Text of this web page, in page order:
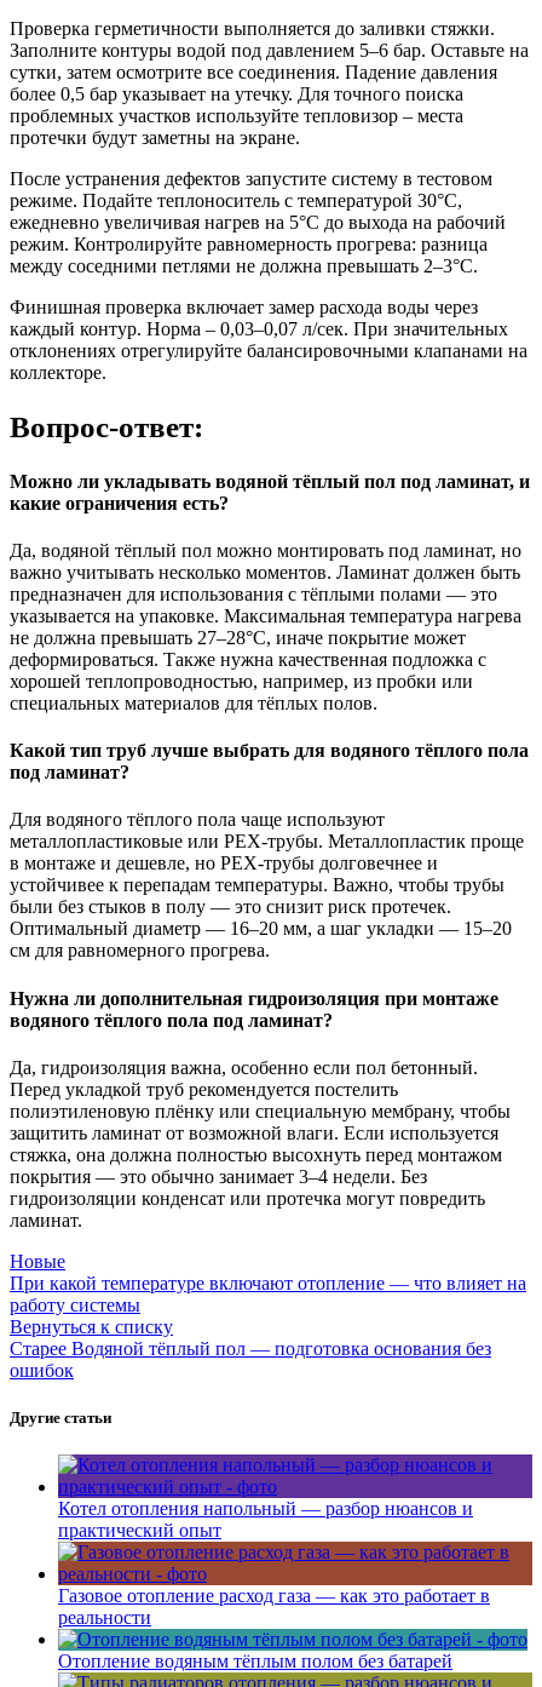
Проверка герметичности выполняется до заливки стяжки.
Заполните контуры водой под давлением 5–6 бар. Оставьте на
сутки, затем осмотрите все соединения. Падение давления
более 0,5 бар указывает на утечку. Для точного поиска
проблемных участков используйте тепловизор – места
протечки будут заметны на экране.
После устранения дефектов запустите систему в тестовом
режиме. Подайте теплоноситель с температурой 30°C,
ежедневно увеличивая нагрев на 5°C до выхода на рабочий
режим. Контролируйте равномерность прогрева: разница
между соседними петлями не должна превышать 2–3°C.
Финишная проверка включает замер расхода воды через
каждый контур. Норма – 0,03–0,07 л/сек. При значительных
отклонениях отрегулируйте балансировочными клапанами на
коллекторе.
Вопрос-ответ:
Можно ли укладывать водяной тёплый пол под ламинат, и
какие ограничения есть?
Да, водяной тёплый пол можно монтировать под ламинат, но
важно учитывать несколько моментов. Ламинат должен быть
предназначен для использования с тёплыми полами — это
указывается на упаковке. Максимальная температура нагрева
не должна превышать 27–28°C, иначе покрытие может
деформироваться. Также нужна качественная подложка с
хорошей теплопроводностью, например, из пробки или
специальных материалов для тёплых полов.
Какой тип труб лучше выбрать для водяного тёплого пола
под ламинат?
Для водяного тёплого пола чаще используют
металлопластиковые или PEX-трубы. Металлопластик проще
в монтаже и дешевле, но PEX-трубы долговечнее и
устойчивее к перепадам температуры. Важно, чтобы трубы
были без стыков в полу — это снизит риск протечек.
Оптимальный диаметр — 16–20 мм, а шаг укладки — 15–20
см для равномерного прогрева.
Нужна ли дополнительная гидроизоляция при монтаже
водяного тёплого пола под ламинат?
Да, гидроизоляция важна, особенно если пол бетонный.
Перед укладкой труб рекомендуется постелить
полиэтиленовую плёнку или специальную мембрану, чтобы
защитить ламинат от возможной влаги. Если используется
стяжка, она должна полностью высохнуть перед монтажом
покрытия — это обычно занимает 3–4 недели. Без
гидроизоляции конденсат или протечка могут повредить
ламинат.
Новые
При какой температуре включают отопление — что влияет на
работу системы
Вернуться к списку
Старее Водяной тёплый пол — подготовка основания без
ошибок
Другие статьи
Котел отопления напольный — разбор нюансов и
практический опыт
Газовое отопление расход газа — как это работает в
реальности
Отопление водяным тёплым полом без батарей